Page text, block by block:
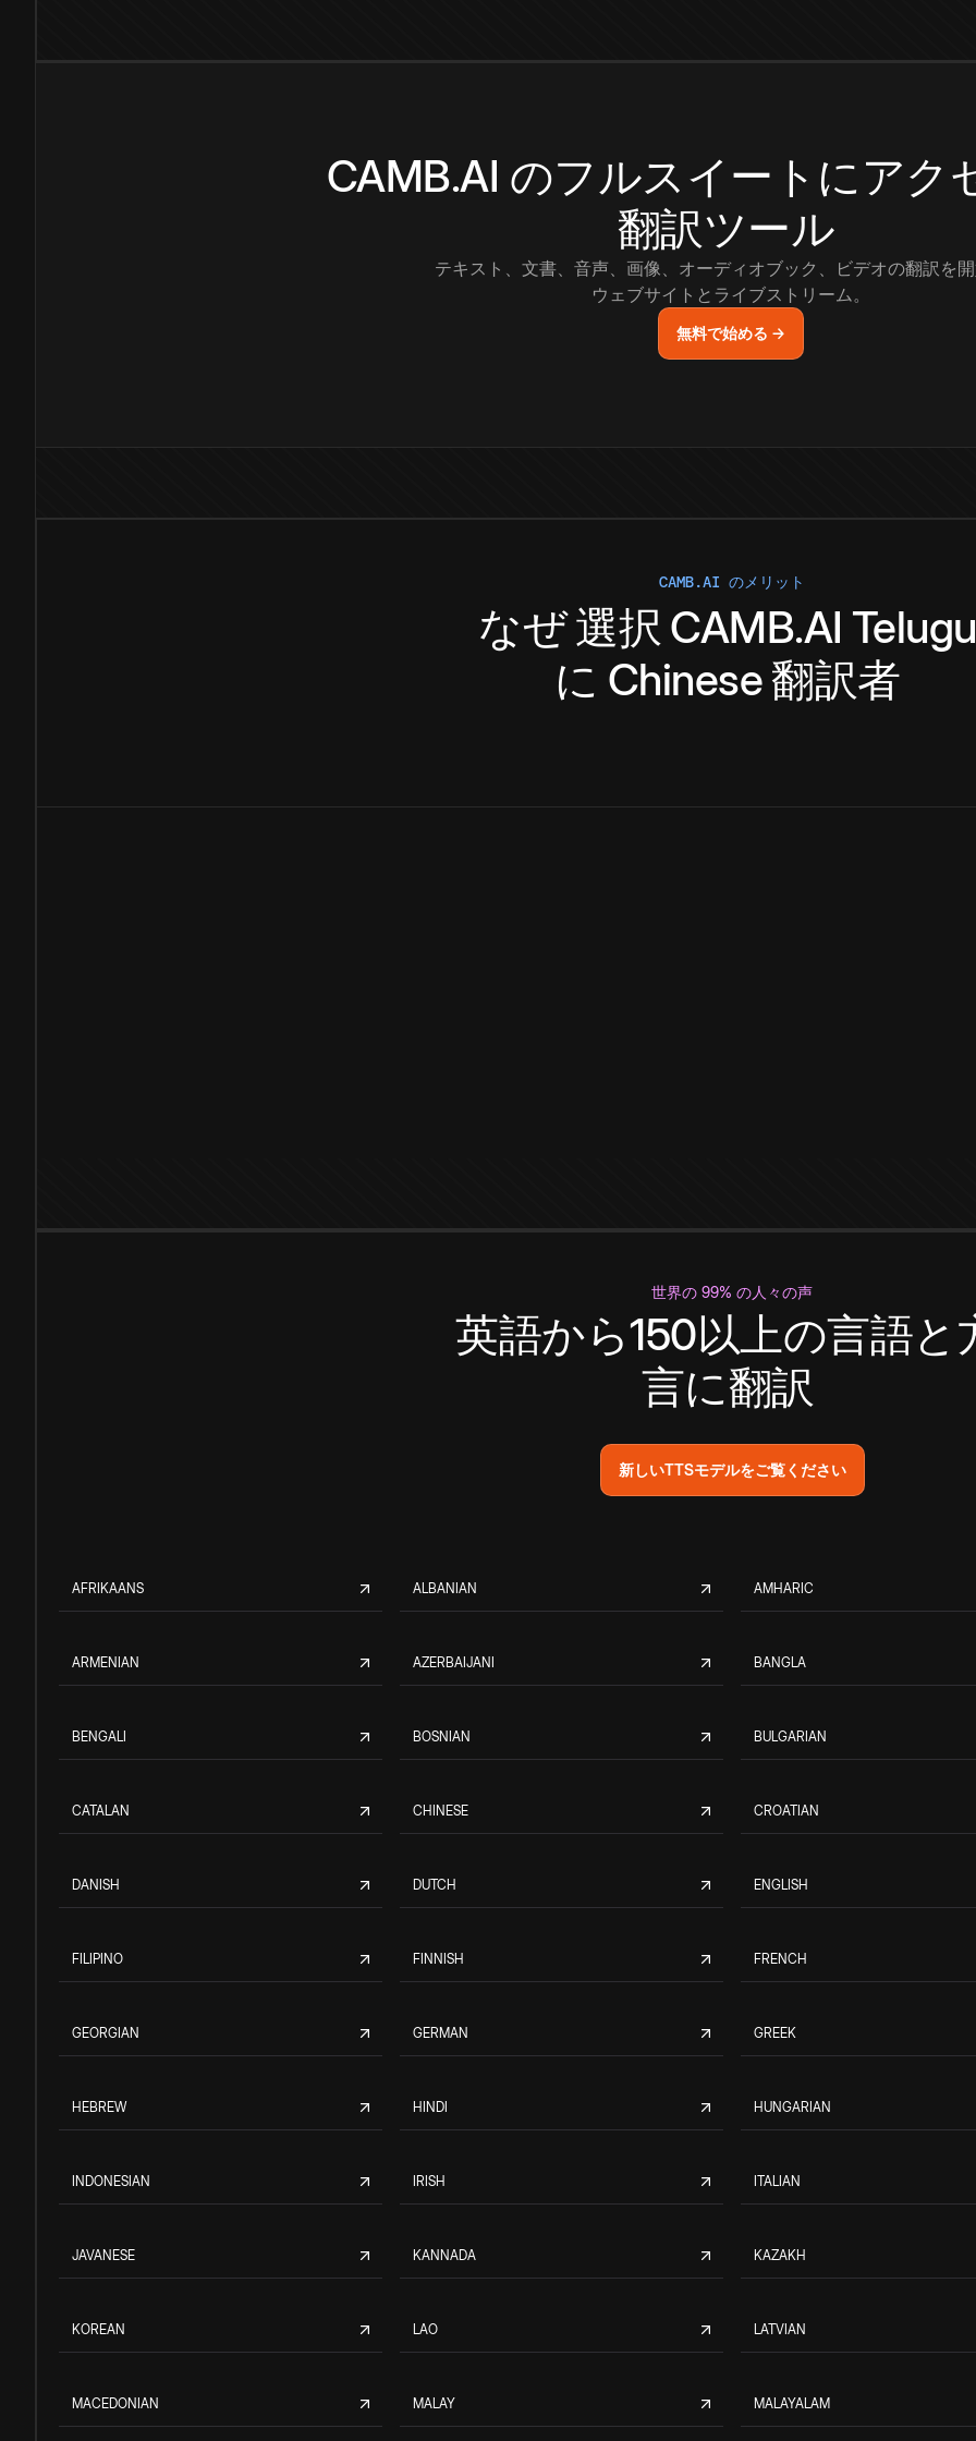
CAMB.AI のフルスイートにアク
翻訳ツール
テキスト、文書、音声、画像、オーディオブック、ビデオの翻訳を
ウェブサイトとライブストリーム。
無料で始める →
CAMB.AI のメリット
なぜ選択 CAMB.AI Telugu
に Chinese翻訳者
世界の 99% の人々の声
英語から150以上の言語と
言に翻訳
新しいTTSモデルをご覧ください
AFRIKAANS ALBANIAN AMHARIC
ARMENIAN AZERBAIJANI BANGLA
BENGALI BOSNIAN BULGARIAN
CATALAN CHINESE CROATIAN
DANISH DUTCH ENGLISH
FILIPINO FINNISH FRENCH
GEORGIAN GERMAN GREEK
HEBREW HINDI HUNGARIAN
INDONESIAN IRISH ITALIAN
JAVANESE KANNADA KAZAKH
KOREAN LAO LATVIAN
MACEDONIAN MALAY MALAYALAM